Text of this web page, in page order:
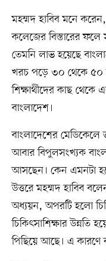
মহম্মদ হাবিব মনে
কলেজের বিস্তারের ফলে
তেমনি লাভ হয়েছে
খরচ পড়ে ৩০ থেকে ৫০
শিক্ষার্থীদের কাছ
বাংলাদেশ।
বাংলাদেশের মেডিকেলে
আবার বিপুলসংখ্যক
আসছেন। কেন এমনটা
উত্তরে মহম্মদ হাবিব
অধ্যয়ন, অপরটি হলো
চিকিৎসাশিক্ষার উন্নতি
পিছিয়ে আছে। এ কারণে